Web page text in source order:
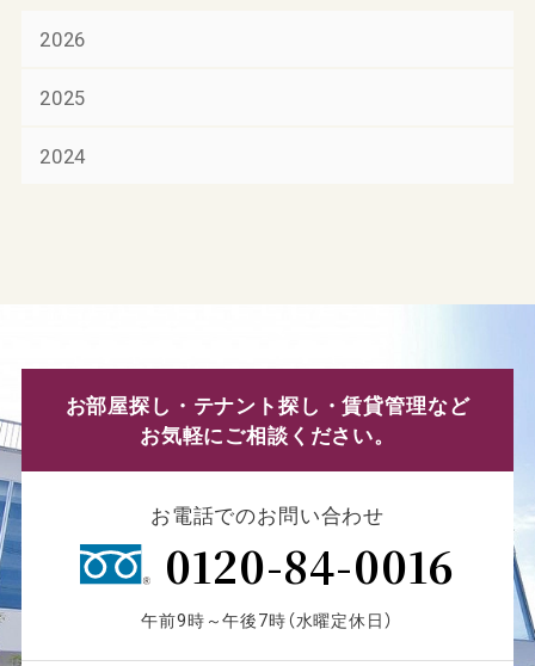
2026
2025
2024
お部屋探し・テナント探し・賃貸管理など
お気軽にご相談ください。
お電話でのお問い合わせ
0120-84-0016
午前9時～午後7時（水曜定休日）